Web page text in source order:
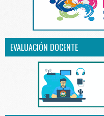
EVALUACIÓN DOCENTE